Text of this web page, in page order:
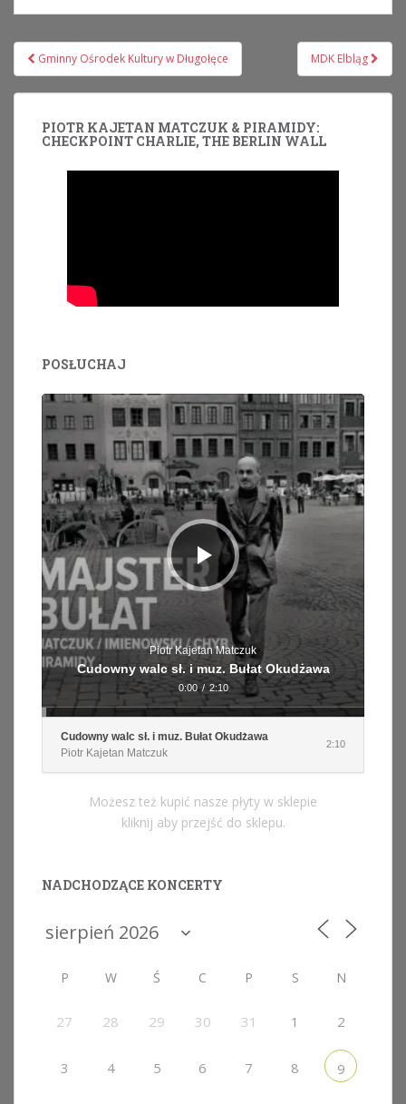
Nawigacja
wpisu
Gminny Ośrodek Kultury w Długołęce MDK Elbląg
PIOTR KAJETAN MATCZUK & PIRAMIDY:
CHECKPOINT CHARLIE, THE BERLIN WALL
POSŁUCHAJ
Odtwarzacz
dźwiękowych
Piotr Kajetan Matczuk
Cudowny walc sł. i muz. Bułat Okudżawa
0:00 / 2:10
Cudowny walc sł. i muz. Bułat Okudżawa
Piotr Kajetan Matczuk
2:10
Możesz też kupić nasze płyty w sklepie
kliknij aby przejść do sklepu.
NADCHODZĄCE KONCERTY
P W Ś C P S N
27 28 29 30 31 1 2
3 4 5 6 7 8 9